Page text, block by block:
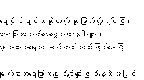
ေပိုင်ရှင်လဲဆိုတာကို ဆုံးဖြတ်လို့ရပါပြီ။
ပြားအဖတ်လေးတွေမကွာနေပါဘူး။
းအရေက ခပ်တင်းတင်းဖြစ်နေပြီး
နှာအရေပြားကပြောင်ချော်ချော်ဖြစ်နေတဲ့အပြင်